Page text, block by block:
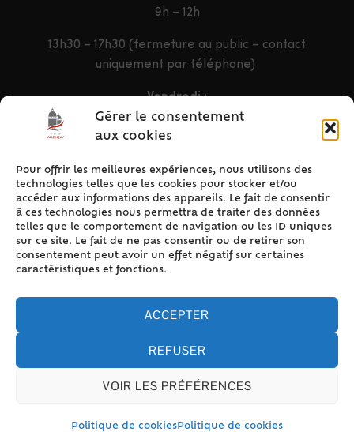
Gérer le consentement
aux cookies
Pour offrir les meilleures expériences, nous utilisons des
technologies telles que les cookies pour stocker et/ou
accéder aux informations des appareils. Le fait de consentir
à ces technologies nous permettra de traiter des données
telles que le comportement de navigation ou les ID uniques
sur ce site. Le fait de ne pas consentir ou de retirer son
consentement peut avoir un effet négatif sur certaines
caractéristiques et fonctions.
ACCEPTER
REFUSER
VOIR LES PRÉFÉRENCES
Politique de cookiesPolitique de cookies
9h – 12h
13h30 – 17h30 (fermeture au public – contact
uniquement par téléphone)
Vendredi :
9h – 12h & 13h30 – 16h30
ACCÈS RAPIDE
Accueil
Contact
Plan du site
Mentions légales
Politique de cookies (UE)
collectivités & GRC/GRU)